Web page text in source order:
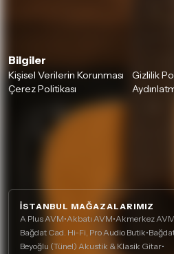
Bilgiler
Kişisel Verilerin Korunması
Gizlilik
Çerez Politikası
İSTANBUL MAĞAZALARIMIZ
A Plus AVM•Akbatı AVM•Akmerkez AVM
Bağdat Cad. Hi-Fi, Pro Audio Butik•
Beyoğlu (Tünel) Akustik & Klasik Gitar•